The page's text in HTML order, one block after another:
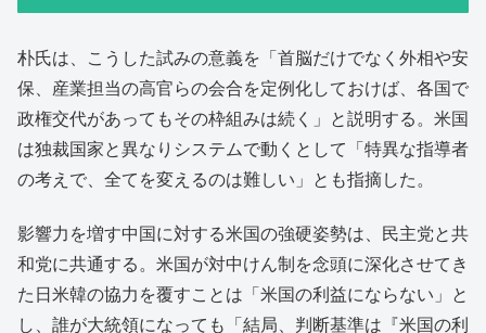
朴氏は、こうした試みの意義を「首脳だけでなく外相や安
保、産業担当の高官らの会合を定例化しておけば、各国で
政権交代があってもその枠組みは続く」と説明する。米国
は独裁国家と異なりシステムで動くとして「特異な指導者
の考えで、全てを変えるのは難しい」とも指摘した。
影響力を増す中国に対する米国の強硬姿勢は、民主党と共
和党に共通する。米国が対中けん制を念頭に深化させてき
た日米韓の協力を覆すことは「米国の利益にならない」と
し、誰が大統領になっても「結局、判断基準は『米国の利